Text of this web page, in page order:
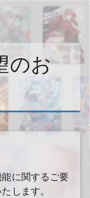
のお
に関するご要
します。